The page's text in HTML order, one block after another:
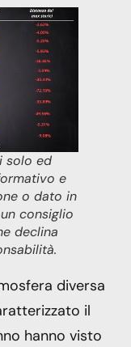
solo ed
e
o dato in
consiglio
declina
diversa
il
hanno visto